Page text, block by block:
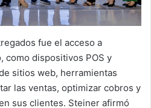
fue el acceso a
como dispositivos POS y
sitios web, herramientas
las ventas, optimizar cobros y
sus clientes. Steiner afirmó